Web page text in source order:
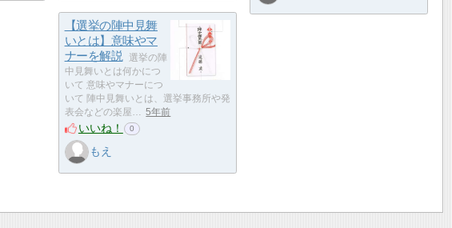
【選挙の陣中見舞
いとは】意味やマ
ナーを解説
選挙の陣
中見舞いとは何かにつ
いて 意味やマナーにつ
いて 陣中見舞いとは、選挙事務所や発
表会などの楽屋…
5年前
いいね！ 0
もえ